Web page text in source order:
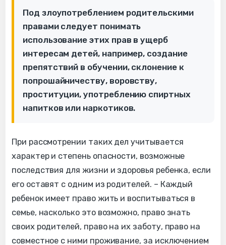
Под злоупотреблением родительскими
правами следует понимать
использование этих прав в ущерб
интересам детей, например, создание
препятствий в обучении, склонение к
попрошайничеству, воровству,
проституции, употреблению спиртных
напитков или наркотиков.
При рассмотрении таких дел учитывается
характер и степень опасности, возможные
последствия для жизни и здоровья ребенка, если
его оставят с одним из родителей. – Каждый
ребенок имеет право жить и воспитываться в
семье, насколько это возможно, право знать
своих родителей, право на их заботу, право на
совместное с ними проживание, за исключением